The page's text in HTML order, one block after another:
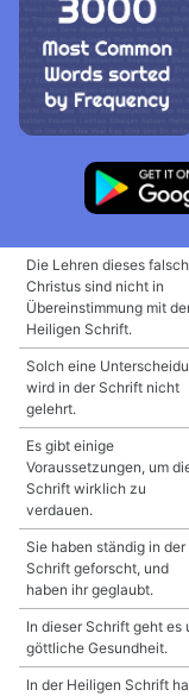
Die Lehren dieses
Christus sind nicht in
Übereinstimmung mit
Heiligen Schrift.
Solch eine
wird in der Schrift nicht
gelehrt.
Es gibt einige
Voraussetzungen, um
Schrift wirklich zu
verdauen.
Sie haben ständig in der
Schrift geforscht, und
haben ihr geglaubt.
In dieser Schrift geht es
göttliche Gesundheit.
In der Heiligen Schrift